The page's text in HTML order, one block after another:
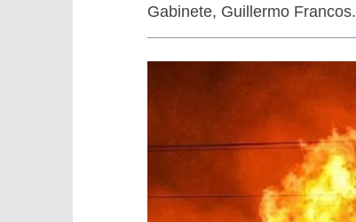
Gabinete, Guillermo Francos.